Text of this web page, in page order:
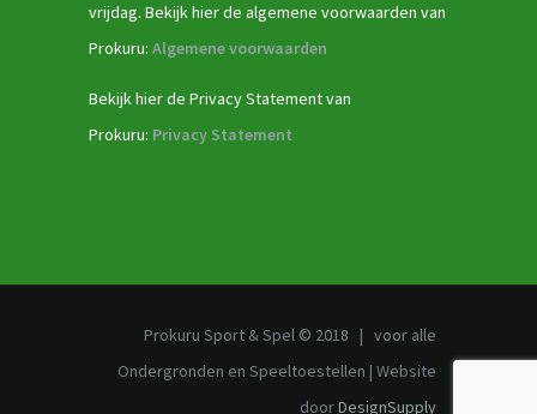
vrijdag. Bekijk hier de algemene voorwaarden van
Prokuru: Algemene voorwaarden
Bekijk hier de Privacy Statement van
Prokuru: Privacy Statement
Prokuru Sport & Spel © 2018 | voor alle
Ondergronden en Speeltoestellen | Website
doorDesignSupply